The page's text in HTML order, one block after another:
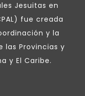
Jesuitas en
fue creada
y la
las Provincias y
y El Caribe.